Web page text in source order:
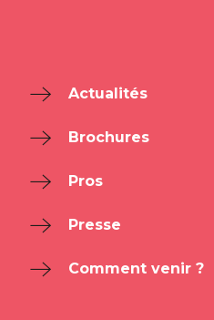
Actualités
Brochures
Pros
Presse
Comment venir ?